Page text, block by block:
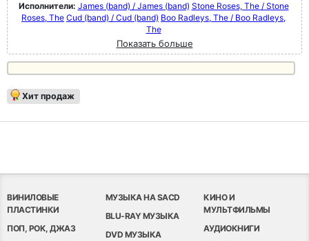
Исполнители: James (band) / James (band) Stone Roses, The / Stone
Roses, The Cud (band) / Cud (band) Boo Radleys, The / Boo Radleys,
The
Показать больше
Хит продаж
ВИНИЛОВЫЕ
ПЛАСТИНКИ
ПОП, РОК, ДЖАЗ
МУЗЫКА НА SACD
BLU-RAY МУЗЫКА
DVD МУЗЫКА
КИНО И
МУЛЬТФИЛЬМЫ
АУДИОКНИГИ